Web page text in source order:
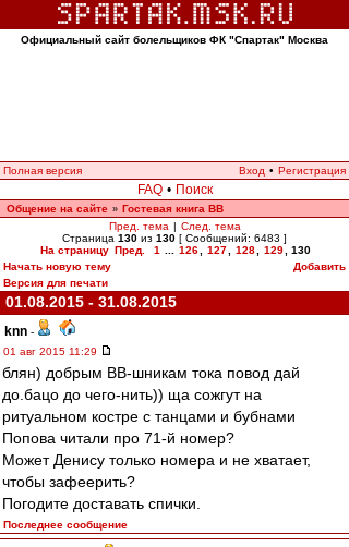
Официальный сайт болельщиков ФК "Спартак" Москва
Полная версия Вход • Регистрация
FAQ • Поиск
Общение на сайте » Гостевая книга ВВ
Пред. тема | След. тема
Страница 130 из 130 [ Сообщений: 6483 ]
На страницу Пред. 1 126 127 128 129
130
Начать новую тему
Добавить
Версия для печати
01.08.2015 - 31.08.2015
knn -
01 авг 2015 11:29
блян) добрым ВВ-шникам тока повод дай
до.бацо до чего-нить)) ща сожгут на
ритуальном костре с танцами и бубнами
Попова читали про 71-й номер?
Может Денису только номера и не хватает,
чтобы зафеерить?
Погодите доставать спички.
Последнее сообщение